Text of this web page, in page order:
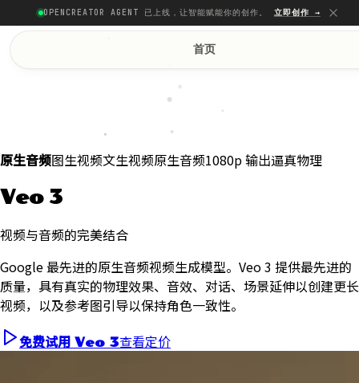
OPENCREATOR AGENT 已上线，让智能赋能你的创作。 立即创作 →
首页
原生音频图生视频文生视频原生音频1080p 输出逼真物理
Veo 3
视频与音频的完美结合
Google 最先进的原生音频视频生成模型。Veo 3 提供最先进的
质量，具有真实的物理效果、音效、对话、场景延伸以创建更长
视频，以及参考图引导以保持角色一致性。
免费试用 Veo 3查看定价